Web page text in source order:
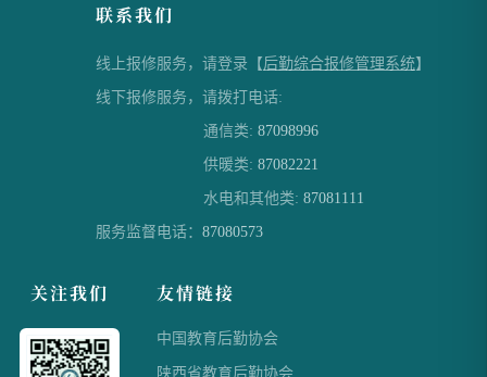
联系我们
线上报修服务，请登录【后勤综合报修管理系统】
线下报修服务，请拨打电话:
通信类:87098996
供暖类:87082221
水电和其他类:87081111
服务监督电话： 87080573
关注我们 友情链接
中国教育后勤协会
陕西省教育后勤协会